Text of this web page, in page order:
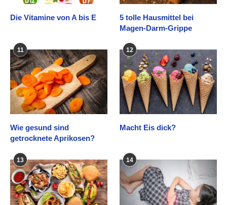
Die Vitamine von A bis E
5 tolle Hausmittel bei
Magen-Darm-Grippe
11
Wie gesund sind
getrocknete Aprikosen?
12
Macht Eis dick?
13 14